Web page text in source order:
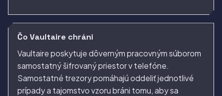
Čo Vaultaire chráni
Vaultaire poskytuje dôverným pracovným súborom
samostatný šifrovaný priestor v telefóne.
Samostatné trezory pomáhajú oddeliť jednotlivé
prípady a tajomstvo vzoru bráni tomu, aby sa